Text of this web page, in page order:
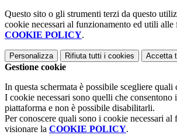
Questo sito o gli strumenti terzi da questo
cookie necessari al funzionamento ed utili
COOKIE POLICY.
Personalizza Rifiuta tutti i cookies Accetta
Gestione cookie
In questa schermata è possibile scegliere quali
I cookie necessari sono quelli che consentono
piattaforma e non è possibile disabilitarli.
Per conoscere quali sono i cookie necessari al
visionare la COOKIE POLICY.